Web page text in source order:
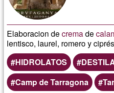
Elaboracion decremade
lentisco, laurel, romero y
HIDROLATOS
Camp de Tarragona